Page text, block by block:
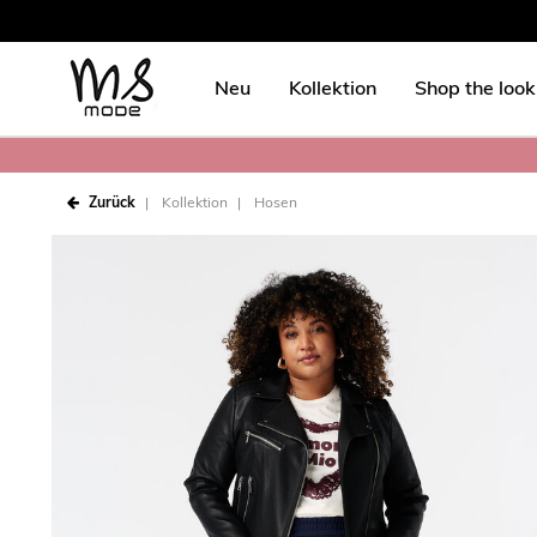
Neu Kollektion Shop the look
Zurück Kollektion Hosen